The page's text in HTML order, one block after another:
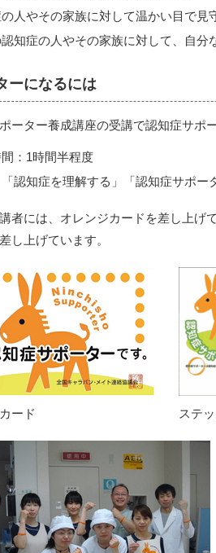
人やその家族に対して温かい目で見
知症の人やその家族に対して、自分
ーになるには
ーター養成講座の受講で認知症サポ
：1時間半程度
認知症を理解する」「認知症サポー
者には、オレンジカードを差し上げ
し上げています。
ード ステ